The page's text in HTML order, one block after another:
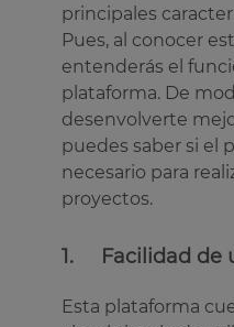
principales
Pues, al conocer
entenderás el
plataforma. De
desenvolverte
puedes saber si el
necesario para
proyectos.
1. Facilidad de
Esta plataforma